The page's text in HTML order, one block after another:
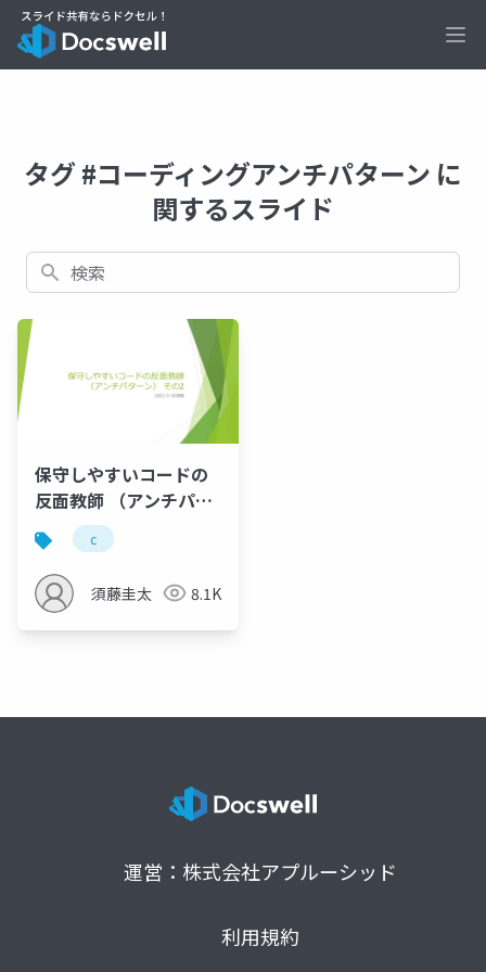
タグ #コーディングアンチパターン に
関するスライド
検索
保守しやすいコードの
反面教師​ （アンチパタ
ーン） その2
c
須藤圭太 8.1K
運営：株式会社アプルーシッド
利用規約